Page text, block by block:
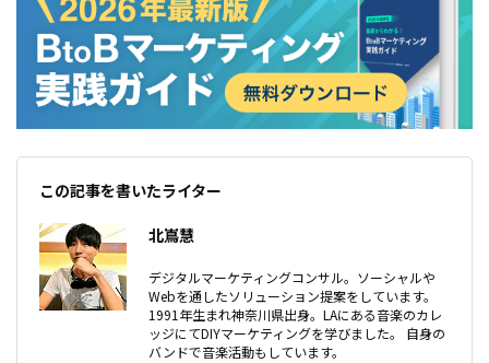
この記事を書いたライター
北嶌慧
デジタルマーケティングコンサル。ソーシャルや
Webを通したソリューション提案をしています。
1991年生まれ神奈川県出身。LAにある音楽のカレ
ッジにてDIYマーケティングを学びました。 自身の
バンドで音楽活動もしています。